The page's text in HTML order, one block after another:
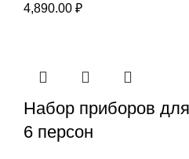
4,890.00 ₽
Набор приборов
6 персон